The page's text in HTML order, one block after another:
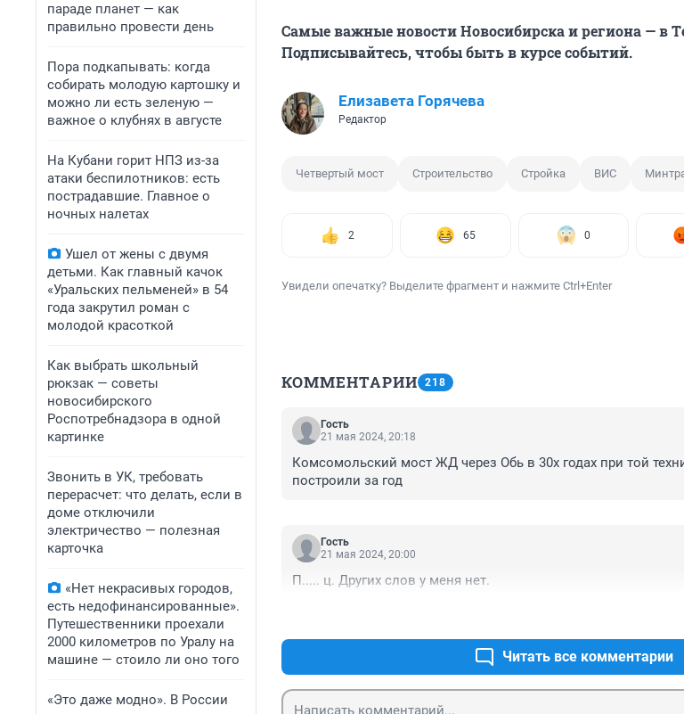
параде планет — как
правильно провести день
Пора подкапывать: когда
собирать молодую картошку и
можно ли есть зеленую —
важное о клубнях в августе
На Кубани горит НПЗ из-за
атаки беспилотников: есть
пострадавшие. Главное о
ночных налетах
Ушел от жены с двумя
детьми. Как главный качок
«Уральских пельменей» в 54
года закрутил роман с
молодой красоткой
Как выбрать школьный
рюкзак — советы
новосибирского
Роспотребнадзора в одной
картинке
Звонить в УК, требовать
перерасчет: что делать, если в
доме отключили
электричество — полезная
карточка
«Нет некрасивых городов,
есть недофинансированные».
Путешественники проехали
2000 километров по Уралу на
машине — стоило ли оно того
«Это даже модно». В России
Самые важные новости Новосибирска и региона — в
Подписывайтесь, чтобы быть в курсе событий.
Елизавета Горячева
Редактор
Четвертый мост Строительство Стройка ВИС
2 65 0
Увидели опечатку? Выделите фрагмент и нажмите Ctrl+Enter
КОММЕНТАРИИ 218
Гость
21 мая 2024, 20:18
Комсомольский мост ЖД через Обь в 30х годах при той
построили за год
Гость
21 мая 2024, 20:00
П..... ц. Других слов у меня нет.
Читать все комментарии